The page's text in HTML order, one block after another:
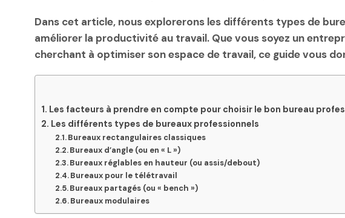
Dans cet article, nous explorerons les différents types de
améliorer la productivité au travail. Que vous soyez un
cherchant à optimiser son espace de travail, ce guide vous
Les facteurs à prendre en compte pour choisir le bon bureau
Les différents types de bureaux professionnels
Bureaux rectangulaires classiques
Bureaux d’angle (ou en « L »)
Bureaux réglables en hauteur (ou assis/debout)
Bureaux pour le télétravail
Bureaux partagés (ou « bench »)
Bureaux modulaires